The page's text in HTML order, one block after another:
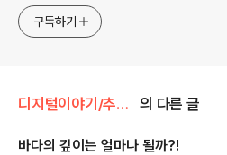
구독하기
디지털이야기/추천 동영상 의 다른 글
바다의 깊이는 얼마나 될까?!